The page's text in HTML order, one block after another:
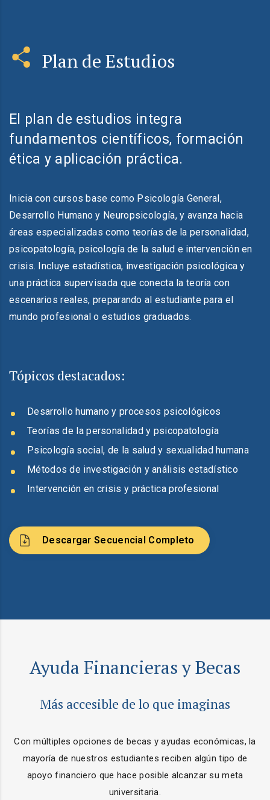
Plan de Estudios
El plan de estudios integra
fundamentos científicos, formación
ética y aplicación práctica.
Inicia con cursos base como Psicología General,
Desarrollo Humano y Neuropsicología, y avanza hacia
áreas especializadas como teorías de la personalidad,
psicopatología, psicología de la salud e intervención en
crisis. Incluye estadística, investigación psicológica y
una práctica supervisada que conecta la teoría con
escenarios reales, preparando al estudiante para el
mundo profesional o estudios graduados.
Tópicos destacados:
Desarrollo humano y procesos psicológicos
Teorías de la personalidad y psicopatología
Psicología social, de la salud y sexualidad humana
Métodos de investigación y análisis estadístico
Intervención en crisis y práctica profesional
Descargar Secuencial Completo
Ayuda Financieras y Becas
Más accesible de lo que imaginas
Con múltiples opciones de becas y ayudas económicas, la
mayoría de nuestros estudiantes reciben algún tipo de
apoyo financiero que hace posible alcanzar su meta
universitaria.